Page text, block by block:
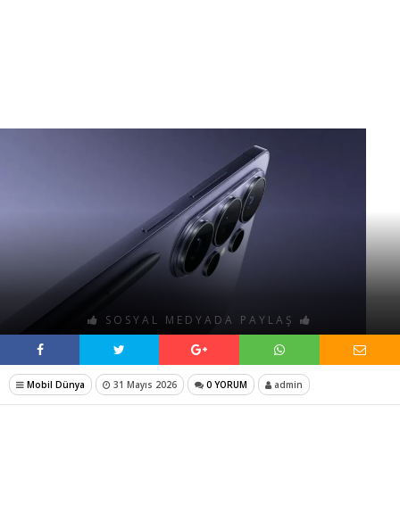
SOSYAL MEDYADA PAYLAŞ
Mobil Dünya 31 Mayıs 2026 0 YORUM admin